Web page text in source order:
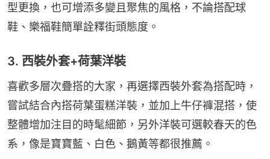
型更換，也可增添多變且聚焦的風格，不論搭配球
鞋、樂福鞋簡單詮釋街頭態度。
3. 西裝外套+荷葉洋裝
喜歡多層次疊搭的大家，再選擇西裝外套為搭配時，
嘗試結合內搭荷葉蛋糕洋裝，並加上牛仔褲混搭，使
整體增加注目的時髦細節，另外洋裝可選較春天的色
系，像是寶寶藍、白色、鵝黃等都很推薦。